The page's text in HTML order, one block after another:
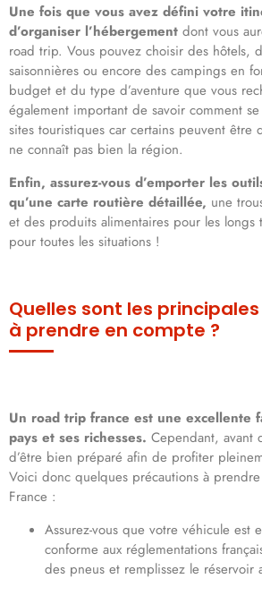
Une fois que vous avez défini votre
d’organiser l’hébergement dont vous
road trip. Vous pouvez choisir des hôtels,
saisonnières ou encore des campings en
budget et du type d’aventure que vous
également important de savoir comment
sites touristiques car certains peuvent être
ne connaît pas bien la région.
Enfin, assurez-vous d’emporter les
qu’une carte routière détaillée, une
et des produits alimentaires pour les longs
pour toutes les situations !
Quelles sont les
à prendre en compte ?
Un road trip france est une excellente
pays et ses richesses. Cependant, avant
d’être bien préparé afin de profiter
Voici donc quelques précautions à
France :
Assurez-vous que votre véhicule est
conforme aux réglementations
des pneus et remplissez le réservoir